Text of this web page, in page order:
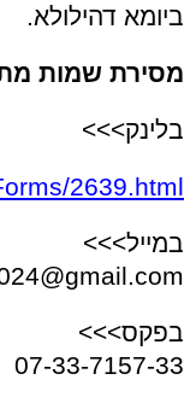
ביומא דהילולא.
מסירת שמות
בלינק>>>
2639.html
במייל>>>
בפקס>>>
07-33-7157-33